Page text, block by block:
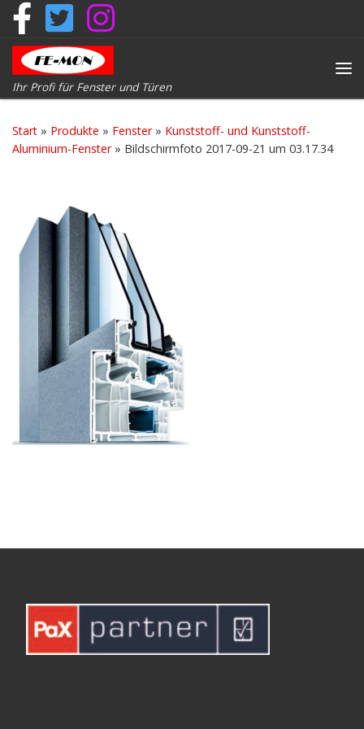
Zum Inhalt springen
Ihr Profi für Fenster und Türen
Start » Produkte » Fenster » Kunststoff- und Kunststoff-
Aluminium-Fenster » Bildschirmfoto 2017-09-21 um 03.17.34